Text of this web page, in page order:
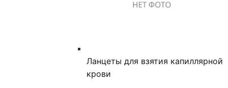
Ланцеты для взятия капиллярной
крови